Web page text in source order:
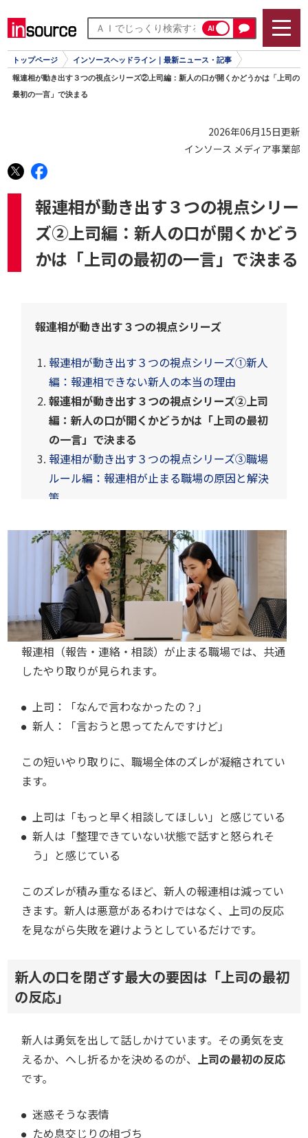
AI
トップページ インソースヘッドライン｜最新ニュース・記事
報連相が動き出す３つの視点シリーズ②上司編：新人の口が開くかどうかは「上司の
最初の一言」で決まる
2026年06月15日更新
インソース メディア事業部
報連相が動き出す３つの視点シリー
ズ②上司編：新人の口が開くかどう
かは「上司の最初の一言」で決まる
報連相が動き出す３つの視点シリーズ
報連相が動き出す３つの視点シリーズ①新人
編：報連相できない新人の本当の理由
報連相が動き出す３つの視点シリーズ②上司
編：新人の口が開くかどうかは「上司の最初
の一言」で決まる
報連相が動き出す３つの視点シリーズ③職場
ルール編：報連相が止まる職場の原因と解決
策
報連相（報告・連絡・相談）が止まる職場では、共通
したやり取りが見られます。
上司：「なんで言わなかったの？」
新人：「言おうと思ってたんですけど」
この短いやり取りに、職場全体のズレが凝縮されてい
ます。
上司は「もっと早く相談してほしい」と感じている
新人は「整理できていない状態で話すと怒られそ
う」と感じている
このズレが積み重なるほど、新人の報連相は減ってい
きます。新人は悪意があるわけではなく、上司の反応
を見ながら失敗を避けようとしているだけです。
新人の口を閉ざす最大の要因は「上司の最初
の反応」
新人は勇気を出して話しかけています。その勇気を支
えるか、へし折るかを決めるのが、 上司の最初の反応
です。
迷惑そうな表情
ため息交じりの相づち